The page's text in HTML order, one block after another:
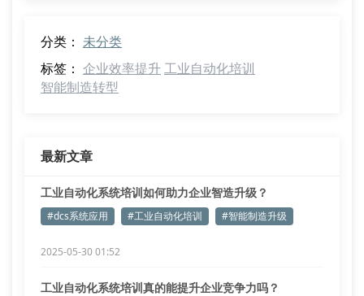
分类： 未分类
标签： 企业效率提升工业自动化培训
智能制造转型
最新文章
工业自动化系统培训如何助力企业智造升级？
#dcs系统应用 #工业自动化培训 #智能制造升级
2025-05-30 01:52
工业自动化系统培训真的能提升企业竞争力吗？